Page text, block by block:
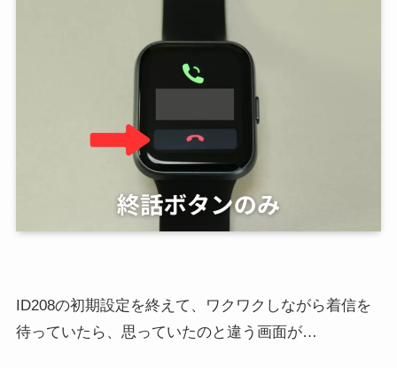
ID208の初期設定を終えて、ワクワクしながら着信を
待っていたら、思っていたのと違う画面が…